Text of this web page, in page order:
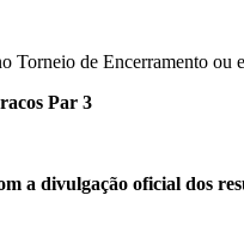
Torneio de Encerramento ou
Par 3
a divulgação oficial dos